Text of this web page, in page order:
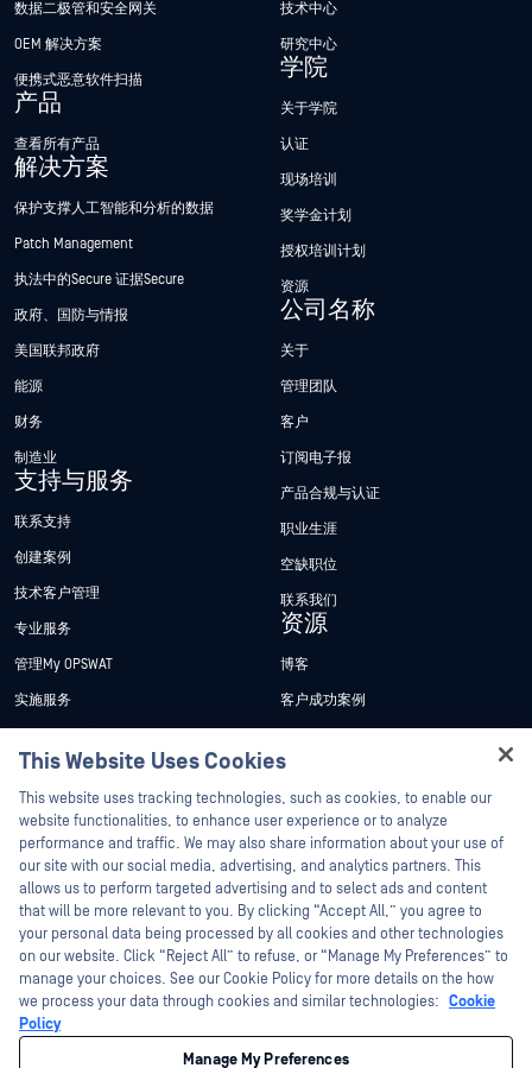
数据二极管和安全网关
OEM 解决方案
便携式恶意软件扫描
产品
查看所有产品
解决方案
保护支撑人工智能和分析的数据
Patch Management
执法中的Secure 证据Secure
政府、国防与情报
美国联邦政府
能源
财务
制造业
支持与服务
联系支持
创建案例
技术客户管理
专业服务
管理My OPSWAT
实施服务
技术文档
培训
漏洞计划
合作伙伴
认证
技术合作伙伴
渠道合作伙伴计划
技术中心
研究中心
学院
关于学院
认证
现场培训
奖学金计划
授权培训计划
资源
公司名称
关于
管理团队
客户
订阅电子报
产品合规与认证
职业生涯
空缺职位
联系我们
资源
博客
客户成功案例
新闻报道
活动
网络研讨会
产品型录
白皮书
免费工具
©2026OPSWAT . 保留所有权利。OPSWAT、MetaDefender、Metascan、
MetaAccess、OPSWAT 、"不信任文件，不信任设备"、"OPSWAT "、"保护全球关
This Website Uses Cookies
This website uses tracking technologies, such as cookies, to enable our
website functionalities, to enhance user experience or to analyze
performance and traffic. We may also share information about your use of
our site with our social media, advertising, and analytics partners. This
allows us to perform targeted advertising and to select ads and content
that will be more relevant to you. By clicking “Accept All,” you agree to
your personal data being processed by all cookies and other technologies
on our website. Click “Reject All” to refuse, or “Manage My Preferences” to
manage your choices. See our Cookie Policy for more details on the how
we process your data through cookies and similar technologies: Cookie
Policy
Manage My Preferences
Hey there!
I'm Ozzy, your OPSWAT virtual assistant.
How can I help you secure what's critical
today?